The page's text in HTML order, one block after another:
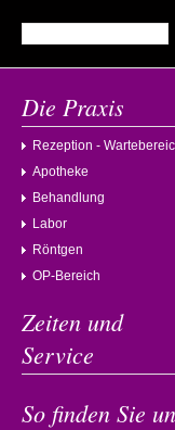
Die Praxis
Rezeption -
Apotheke
Behandlung
Labor
Röntgen
OP-Bereich
Zeiten und
Service
So finden Sie